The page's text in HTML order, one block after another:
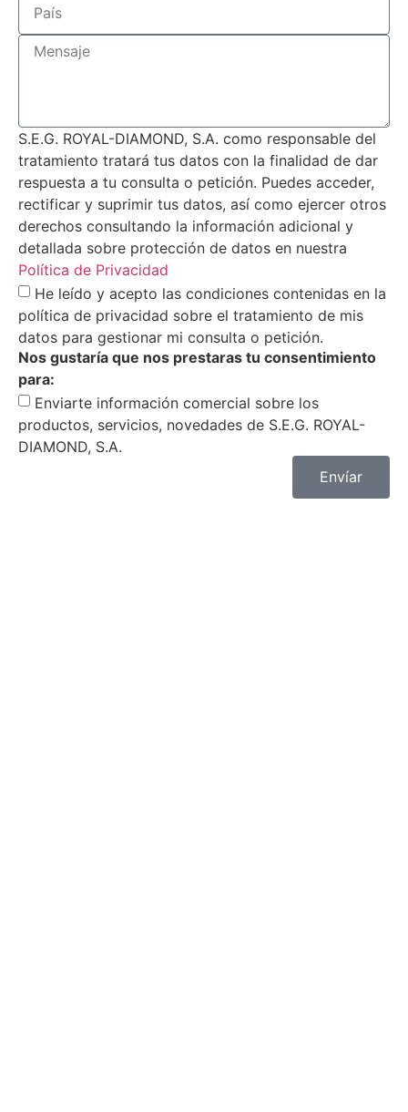
S.E.G. ROYAL-DIAMOND, S.A. como responsable del
tratamiento tratará tus datos con la finalidad de dar
respuesta a tu consulta o petición. Puedes acceder,
rectificar y suprimir tus datos, así como ejercer otros
derechos consultando la información adicional y
detallada sobre protección de datos en nuestra
Política de Privacidad
He leído y acepto las condiciones contenidas en la
política de privacidad sobre el tratamiento de mis
datos para gestionar mi consulta o petición.
Nos gustaría que nos prestaras tu consentimiento
para:
Enviarte información comercial sobre los
productos, servicios, novedades de S.E.G. ROYAL-
DIAMOND, S.A.
Envíar